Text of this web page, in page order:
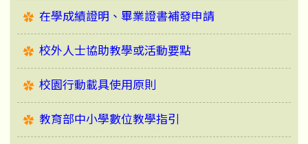
在學成績證明、畢業證書補發申請
校外人士協助教學或活動要點
校園行動載具使用原則
教育部中小學數位教學指引